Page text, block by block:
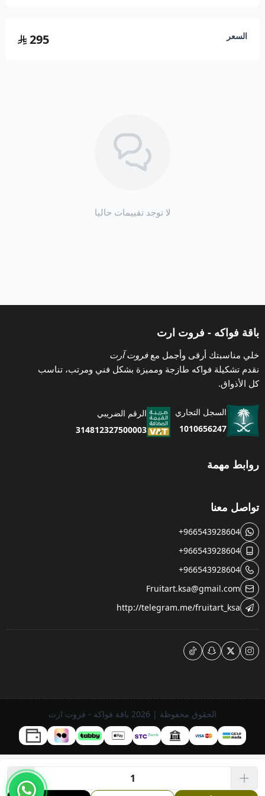
السعر 295
لا توجد تقييمات حاليا
باقة فواكه - فروت ارت
خلي مناسبتك أرقى وأجمل معفروت آرت
نقدم تشكيلة فواكه طازجة ومميزة بشكل فني ومرتب، تناسب
كل الأذواق.
السجل التجاري
1010656247
الرقم الضريبي
314812327500003
روابط مهمة
تواصل معنا
+966543928604
+966543928604
+966543928604
Fruitart.ksa@gmail.com
http://telegram.me/fruitart_ksa
الحقوق محفوظة | 2026 باقة فواكه - فروت ارت